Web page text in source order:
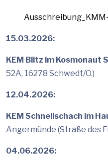
15.03.2026:
KEM Blitz im Kosmonaut
52A, 16278 Schwedt/O.)
12.04.2026:
KEM Schnellschach im
Angermünde (Straße des
04.06.2026: